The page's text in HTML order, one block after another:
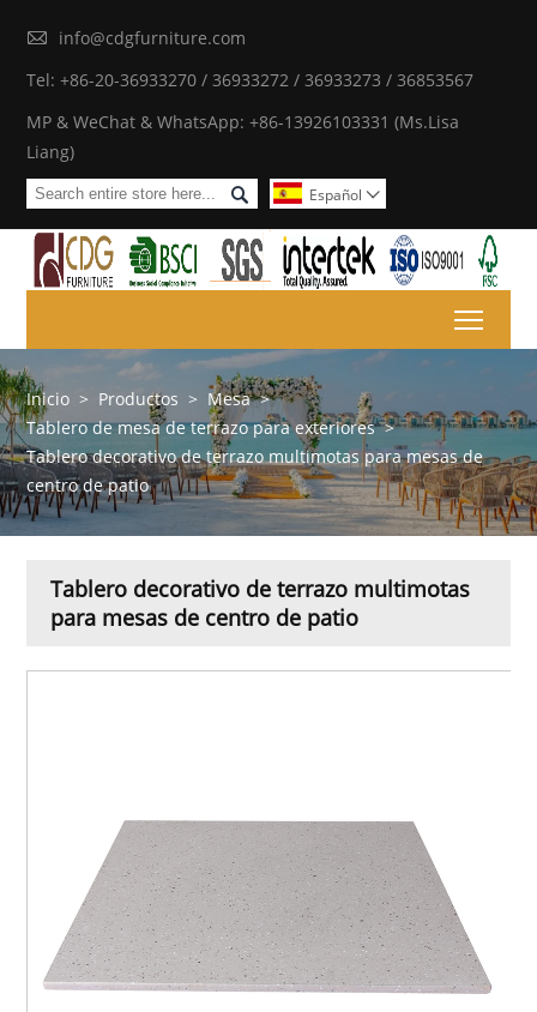

info@cdgfurniture.com
Tel: +86-20-36933270 / 36933272 / 36933273 / 36853567
MP & WeChat & WhatsApp: +86-13926103331 (Ms.Lisa
Liang)
 Español 
Inicio > Productos > Mesa >
Tablero de mesa de terrazo para exteriores >
Tablero decorativo de terrazo multimotas para mesas de
centro de patio
Tablero decorativo de terrazo multimotas
para mesas de centro de patio